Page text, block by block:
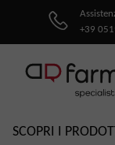
+39
SCOPRI I